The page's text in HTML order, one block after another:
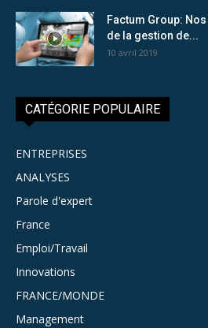
Factum Group:
de la gestion de...
10 avril 2019
CATÉGORIE POPULAIRE
ENTREPRISES
ANALYSES
Parole d'expert
France
Emploi/Travail
Innovations
FRANCE/MONDE
Management